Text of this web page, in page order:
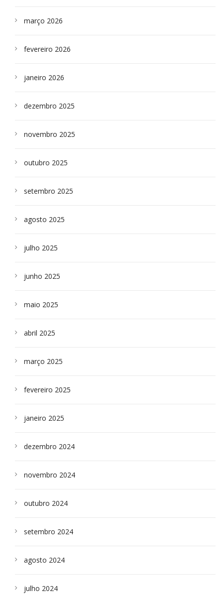
março 2026
fevereiro 2026
janeiro 2026
dezembro 2025
novembro 2025
outubro 2025
setembro 2025
agosto 2025
julho 2025
junho 2025
maio 2025
abril 2025
março 2025
fevereiro 2025
janeiro 2025
dezembro 2024
novembro 2024
outubro 2024
setembro 2024
agosto 2024
julho 2024